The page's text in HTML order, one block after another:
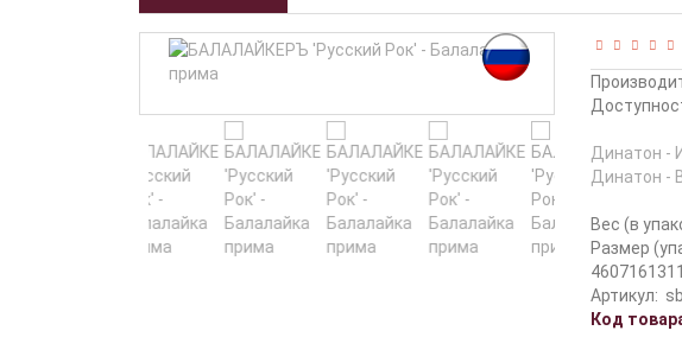
Динатон -
Динатон -
Вес (в
Размер
Артикул:
Код